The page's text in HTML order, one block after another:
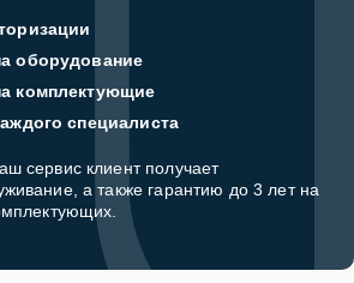
оборудование
комплектующие
специалиста
сервис клиент получает
а также гарантию до 3 лет на